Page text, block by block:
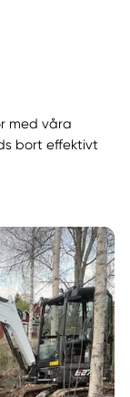
med våra
bort effektivt